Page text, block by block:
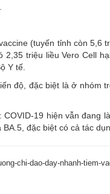
(tuyến tỉnh còn 5,6
triệu liều Vero Cell
Y tế.
độ, đặc biệt là ở nhóm
19 hiện vẫn đang
đặc biệt có cả tác
chi-dao-day-nhanh-tiem-